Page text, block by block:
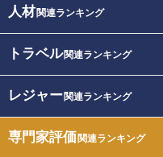
人材関連ランキング
トラベル関連ランキング
レジャー関連ランキング
専門家評価関連ランキング